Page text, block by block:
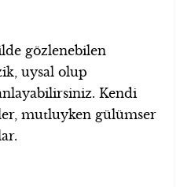
gözlenebilen
uysal olup
Kendi
mutluyken gülümser